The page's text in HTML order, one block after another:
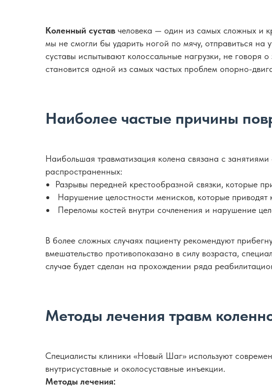
Коленный сустав человека — один из самых сложных и
мы не смогли бы ударить ногой по мячу, отправиться
суставы испытывают колоссальные нагрузки, не говоря
становится одной из самых частых проблем опорно-
Наиболее частые причины
Наибольшая травматизация колена связана с
распространенных:
Разрывы передней крестообразной связки, которые
Нарушение целостности менисков, которые
Переломы костей внутри сочленения и нарушение
В более сложных случаях пациенту рекомендуют
вмешательство противопоказано в силу возраста,
случае будет сделан на прохождении ряда
Методы лечения травм
Специалисты клиники «Новый Шаг» используют
внутрисуставные и околосуставные инъекции.
Методы лечения: